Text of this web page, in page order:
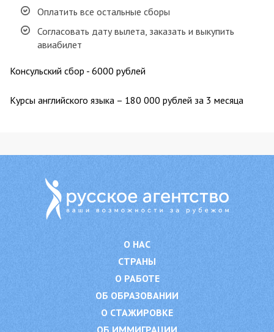
Оплатить все остальные сборы
Согласовать дату вылета, заказать и выкупить
авиабилет
Консульский сбор - 6000 рублей
Курсы английского языка – 180 000 рублей за 3 месяца
О НАС
СТРАНЫ
О РАБОТЕ
ОБ ОБРАЗОВАНИИ
О СТАЖИРОВКЕ
ОБ ИММИГРАЦИИ